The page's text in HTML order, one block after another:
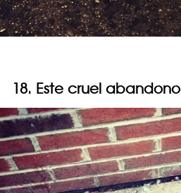
18. Este cruel abandono